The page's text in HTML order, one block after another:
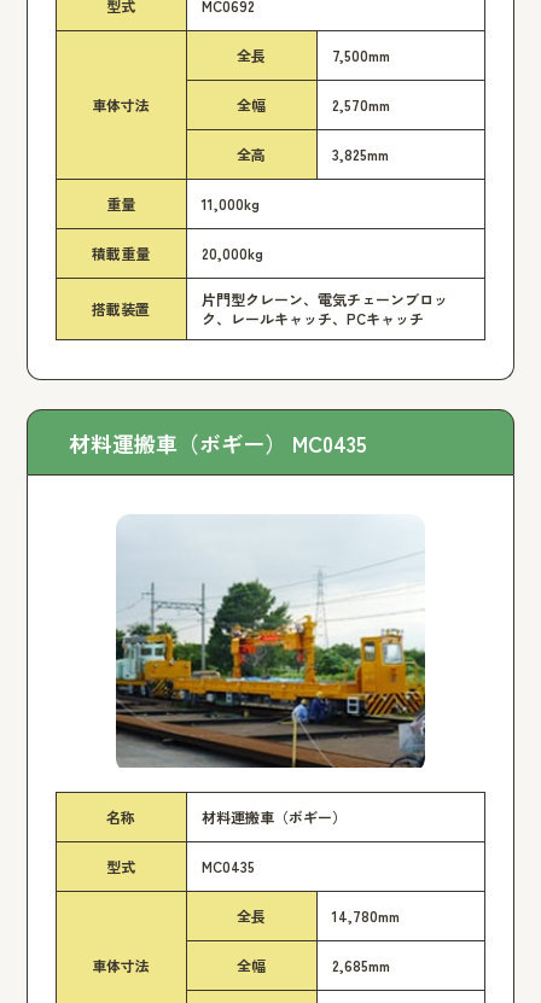
型式 MC0692
車体寸法
全長 7,500mm
全幅 2,570mm
全高 3,825mm
重量 11,000kg
積載重量 20,000kg
搭載装置
片門型クレーン、電気チェーンブロッ
ク、レールキャッチ、PCキャッチ
材料運搬車（ボギー） MC0435
名称 材料運搬車（ボギー）
型式 MC0435
車体寸法
全長 14,780mm
全幅 2,685mm